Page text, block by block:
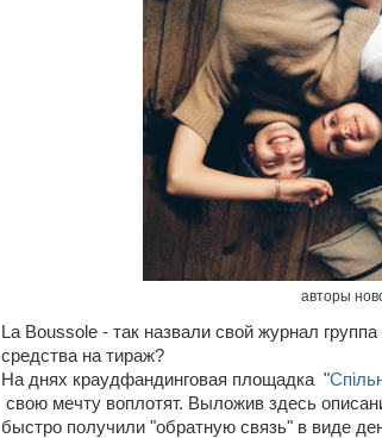
авторы
La Boussole - так назвали свой журнал
средства на тираж?
На днях краудфандинговая площадка "
свою мечту воплотят. Выложив здесь
быстро получили "обратную связь" в виде